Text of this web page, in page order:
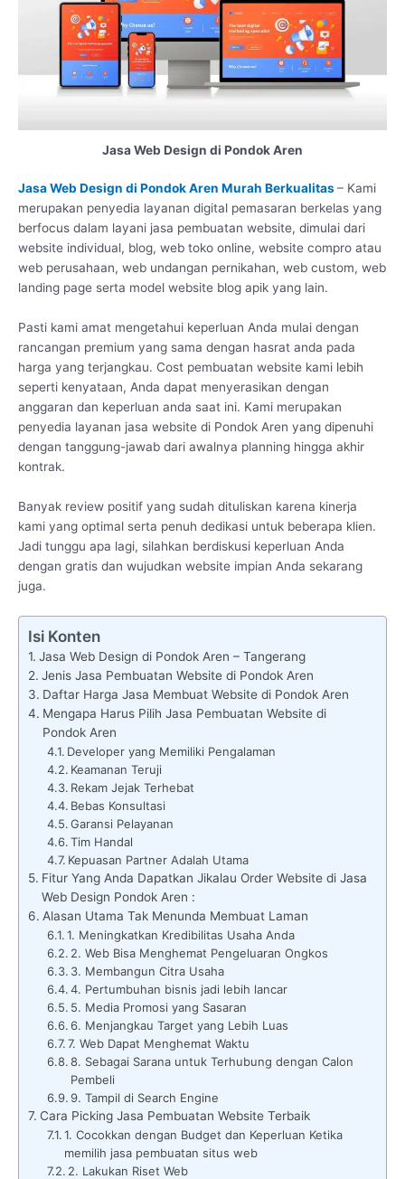
Jasa Web Design di Pondok Aren
Jasa Web Design di Pondok Aren Murah Berkualitas– Kami
merupakan penyedia layanan digital pemasaran berkelas yang
berfocus dalam layani jasa pembuatan website, dimulai dari
website individual, blog, web toko online, website compro atau
web perusahaan, web undangan pernikahan, web custom, web
landing page serta model website blog apik yang lain.
Pasti kami amat mengetahui keperluan Anda mulai dengan
rancangan premium yang sama dengan hasrat anda pada
harga yang terjangkau. Cost pembuatan website kami lebih
seperti kenyataan, Anda dapat menyerasikan dengan
anggaran dan keperluan anda saat ini. Kami merupakan
penyedia layanan jasa website di Pondok Aren yang dipenuhi
dengan tanggung-jawab dari awalnya planning hingga akhir
kontrak.
Banyak review positif yang sudah dituliskan karena kinerja
kami yang optimal serta penuh dedikasi untuk beberapa klien.
Jadi tunggu apa lagi, silahkan berdiskusi keperluan Anda
dengan gratis dan wujudkan website impian Anda sekarang
juga.
Isi Konten
Jasa Web Design di Pondok Aren – Tangerang
Jenis Jasa Pembuatan Website di Pondok Aren
Daftar Harga Jasa Membuat Website di Pondok Aren
Mengapa Harus Pilih Jasa Pembuatan Website di
Pondok Aren
Developer yang Memiliki Pengalaman
Keamanan Teruji
Rekam Jejak Terhebat
Bebas Konsultasi
Garansi Pelayanan
Tim Handal
Kepuasan Partner Adalah Utama
Fitur Yang Anda Dapatkan Jikalau Order Website di Jasa
Web Design Pondok Aren :
Alasan Utama Tak Menunda Membuat Laman
1. Meningkatkan Kredibilitas Usaha Anda
2. Web Bisa Menghemat Pengeluaran Ongkos
3. Membangun Citra Usaha
4. Pertumbuhan bisnis jadi lebih lancar
5. Media Promosi yang Sasaran
6. Menjangkau Target yang Lebih Luas
7. Web Dapat Menghemat Waktu
8. Sebagai Sarana untuk Terhubung dengan Calon
Pembeli
9. Tampil di Search Engine
Cara Picking Jasa Pembuatan Website Terbaik
1. Cocokkan dengan Budget dan Keperluan Ketika
memilih jasa pembuatan situs web
2. Lakukan Riset Web